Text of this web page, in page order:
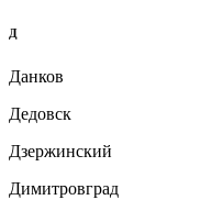
Д
Данков
Дедовск
Дзержинский
Димитровград